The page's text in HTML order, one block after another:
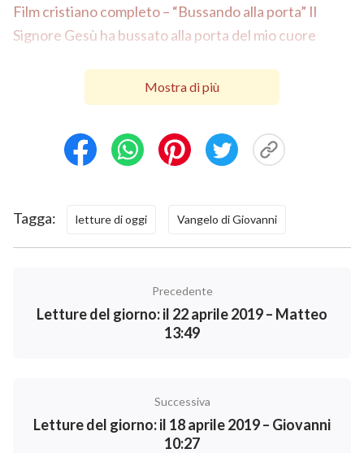
Film cristiano completo – “Bussando alla porta” Il
Signore Gesù ha bussato alla porta del mio cuore
Mostra di più
Tagga: letture di oggi Vangelo di Giovanni
Precedente
Letture del giorno: il 22 aprile 2019 – Matteo
13:49
Successiva
Letture del giorno: il 18 aprile 2019 – Giovanni
10:27